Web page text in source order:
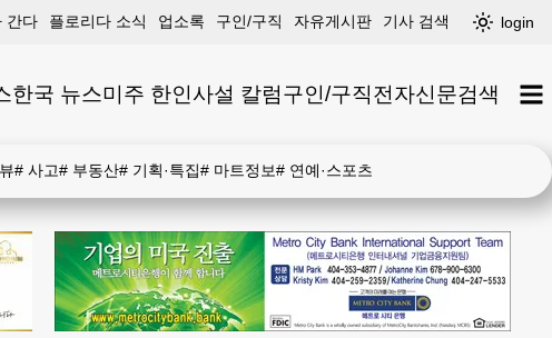
간다 플로리다 소식 업소록 구인/구직 자유게시판 기사 검색 login
한국 뉴스미주 한인사설 칼럼구인/구직전자신문검색
# 사고# 부동산# 기획·특집# 마트정보# 연예·스포츠